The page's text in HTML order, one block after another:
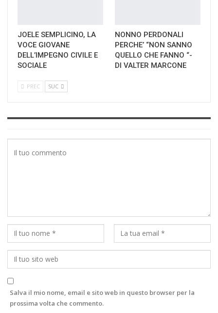
JOELE SEMPLICINO, LA
VOCE GIOVANE
DELL’IMPEGNO CIVILE E
SOCIALE
NONNO PERDONALI
PERCHE’ “NON SANNO
QUELLO CHE FANNO “-
DI VALTER MARCONE
PREC SUC
Salva il mio nome, email e sito web in questo browser per la
prossima volta che commento.